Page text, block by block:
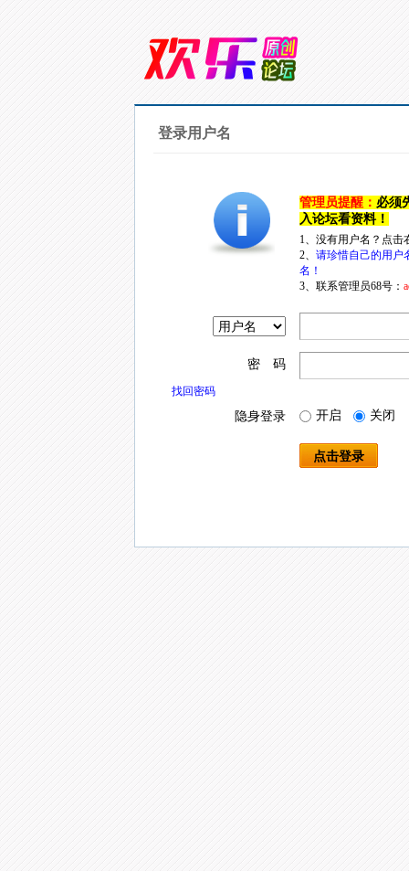
登录用户名
管理员提醒： 必须
入论坛看资料！
1、没有用户名？点
2、 请珍惜自己的用户
名！
3、联系管理员68号：
密 码
找回密码
隐身登录 开启 关闭
点击登录